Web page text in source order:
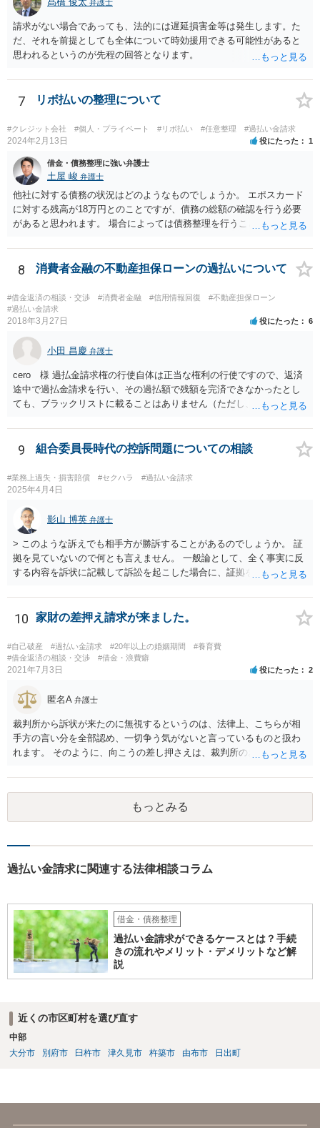
弁護士
請求がない場合であっても、法的には遅延損害金等は発生します。た
だ、それを前提としても全体について時効援用できる可能性があると
思われるというのが先程の回答となります。
7 リボ払いの整理について
#クレジット会社 #個人・プライベート #リボ払い #任意整理 #過払い金請求
2024年2月13日 役にたった 1
借金・債務整理に強い弁護士
土屋 峻 弁護士
他社に対する債務の状況はどのようなものでしょうか。 エポスカード
に対する残高が18万円とのことですが、債務の総額の確認を行う必要
があると思われます。 場合によっては債務整理を行うことも検討する
8 消費者金融の不動産担保ローンの過払いについて
#借金返済の相談・交渉 #消費者金融 #信用情報回復
#不動産担保ローン
#過払い金請求
2018年3月27日 役にたった 6
小田 昌慶 弁護士
cero 様 過払金請求権の行使自体は正当な権利の行使ですので、返済
途中で過払金請求を行い、その過払額で残額を完済できなかったとし
ても、ブラックリストに載ることはありません（ただし、過払額で完
合は別問題です。）。 また、不動産担保ローンだからといって、過払
金請求ができないというものでもありません。 一般的に、不動産担保
ローンは法定利率内であることが多いため、過払金がない（若しくは
少額である）ということが多いだけであり、利息制限法の限度を超え
ている場合には過払金の請求は可能です。 元本が１００万円以上の場
万円、年利１６％であれば、過払金が発生している可能性はありま
す。 また、不動産担保ローンで問題となるのは、カードローン取引か
ら不動産担保ローンに切り替えている場合であり、この場合にカード
ローン取引と不動産担保ローンを一連の取引として計算できるかとい
う問題があります。 これについて、一連性が否定された裁判例もいく
ローンという理由で過払金請求ができないということはありません。
本、返済計画及び返済経過等の具体的な資料を用意して、一度弁護士
に相談するのがよいと考えます。
9 組合委員長時代の控訴問題についての相談
#業務上過失・損害賠償 #セクハラ #過払い金請求
2025年4月4日
影山 博英 弁護士
> このような訴えでも相手方が勝訴することがあるのでしょうか。 証
拠を見ていないので何とも言えません。 一般論として、全く事実に反
する内容を訴状に記載して訴訟を起こした場合に、証拠を巧妙に作出
ロではありませんが、嘘はどこかで客観的事実との矛盾等を生じて嘘
と露呈することが多いでしょう。裁判で虚偽の事実が主張された場
合、相手方の反論・反証によって虚偽が虚偽と曝かれることが期待さ
れています。頑張って虚偽を曝いてください。 > 私は和解金を支払わ
なければいけないのでしょうか。 和解するかどうかは当事者の自由で
す。 > この副委員長の流した噂がきっかけで会社を辞めることにな
いでしょうか 副委員長の不法行為につき組合が使用者責任（民法715
することは、手続きとしては可能です。 もっとも、副委員長が噂を流
した事実の立証がまず難しいかと思いますし、噂を流した行為と退職
との因果関係や、副委員長の行為が組合の事業の執行についての行為
裁判所にねつ造された規約書を提出したのですが、それは何らかの罪
には問われないのでしょうか。 組合が組合名義の書面について架空の
10 家財の差押え請求が来ました。
#自己破産 #過払い金請求 #20年以上の婚姻期間
#養育費
#借金返済の相談・交渉
#借金・浪費癖
2021年7月3日 役にたった 2
匿名A 弁護士
裁判所から訴状が来たのに無視するというのは、法律上、こちらが相
手方の言い分を全部認め、一切争う気がないと言っているものと扱わ
れます。 そのように、向こうの差し押さえは、裁判所のお墨付きを得
ットは一切ありません。 むしろ、あなたに連絡しても無視されたこと
で、裁判をするための時間と費用を使わされたわけで、その観点から
も減額や分割に乗ってくるとは思えません。 そうなると、基本的には
自己破産という方向になってくるかと思います。
もっとみる
過払い金請求に関連する法律相談コラム
借金・債務整理
過払い金請求ができるケースとは？手続
きの流れやメリット・デメリットなど解
説
近くの市区町村を選び直す
中部
大分市
別府市 臼杵市 津久見市 杵築市 由布市 日出町